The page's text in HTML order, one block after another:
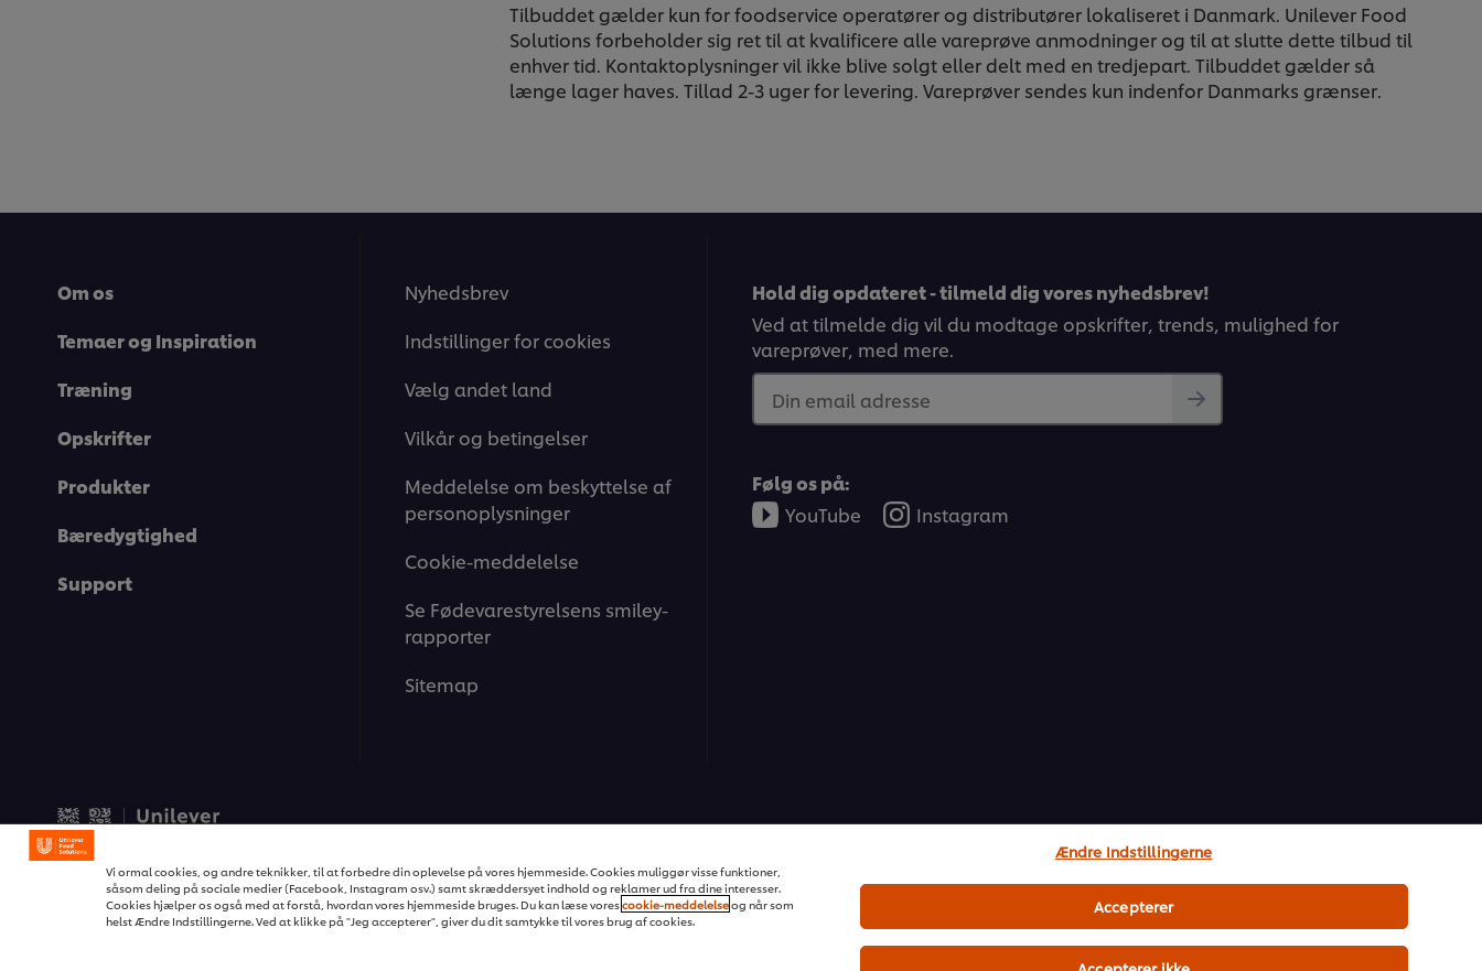
Tilbuddet gælder kun for foodservice operatører og distributører lokaliseret i Danmark. Unilever Food
Solutions forbeholder sig ret til at kvalificere alle vareprøve anmodninger og til at slutte dette tilbud til
enhver tid. Kontaktoplysninger vil ikke blive solgt eller delt med en tredjepart. Tilbuddet gælder så
længe lager haves. Tillad 2-3 uger for levering. Vareprøver sendes kun indenfor Danmarks grænser.
Om os
Temaer og Inspiration
Træning
Opskrifter
Produkter
Bæredygtighed
Support
Nyhedsbrev
Indstillinger for cookies
Vælg andet land
Vilkår og betingelser
Meddelelse om beskyttelse af
personoplysninger
Cookie-meddelelse
Se Fødevarestyrelsens smiley-
rapporter
Sitemap
Hold dig opdateret - tilmeld dig vores nyhedsbrev!
Ved at tilmelde dig vil du modtage opskrifter, trends, mulighed for
vareprøver, med mere.
Din email adresse
Følg os på:
YouTube
Instagram
Vi ormal cookies, og andre teknikker, til at forbedre din oplevelse på vores hjemmeside. Cookies muliggør visse funktioner,
såsom deling på sociale medier (Facebook, Instagram osv.) samt skræddersyet indhold og reklamer ud fra dine interesser.
Cookies hjælper os også med at forstå, hvordan vores hjemmeside bruges. Du kan læse vorescookie-meddelelseog når som
helst Ændre Indstillingerne. Ved at klikke på "Jeg accepterer", giver du dit samtykke til vores brug af cookies.
Ændre Indstillingerne
Accepterer